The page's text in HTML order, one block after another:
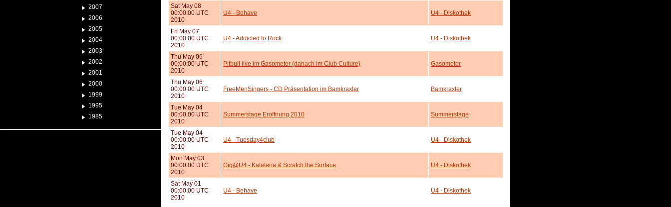
2007
2006
2005
2004
2003
2002
2001
2000
1999
1995
1985
Sat May 08
00:00:00 UTC
2010
U4 - Behave U4 - Diskothek
Fri May 07
00:00:00 UTC
2010
U4 - Addicted to Rock U4 - Diskothek
Thu May 06
00:00:00 UTC
2010
Pitbull live im Gasometer (danach im Club Culture) Gasometer
Thu May 06
00:00:00 UTC
2010
FreeMenSingers - CD Präsentation im Bamkraxler Bamkraxler
Tue May 04
00:00:00 UTC
2010
Summerstage Eröffnung 2010 Summerstage
Tue May 04
00:00:00 UTC
2010
U4 - Tuesday4club U4 - Diskothek
Mon May 03
00:00:00 UTC
2010
Gig@U4 - Katalena & Scratch the Surface U4 - Diskothek
Sat May 01
00:00:00 UTC
2010
U4 - Behave U4 - Diskothek